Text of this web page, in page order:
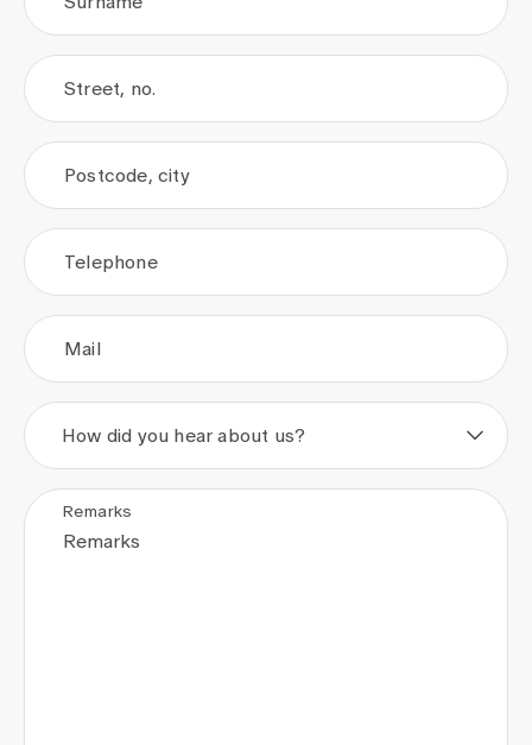
Street, no.
Postcode, city
Telephone
Mail
How did you hear about us?
Remarks